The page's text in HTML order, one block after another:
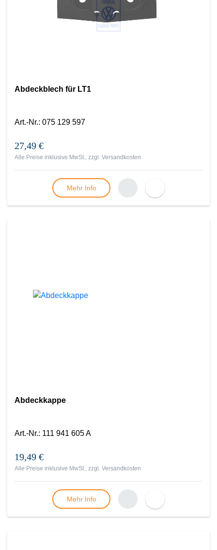
Abdeckblech für LT1
Art.-Nr.: 075 129 597
27,49 €
Alle Preise inklusive MwSt., zzgl. Versandkosten
Mehr Info
Abdeckkappe
Art.-Nr.: 111 941 605 A
19,49 €
Alle Preise inklusive MwSt., zzgl. Versandkosten
Mehr Info